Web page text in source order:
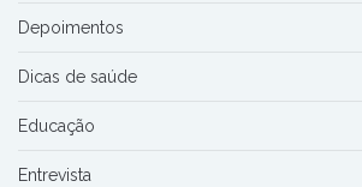
Depoimentos
Dicas de saúde
Educação
Entrevista